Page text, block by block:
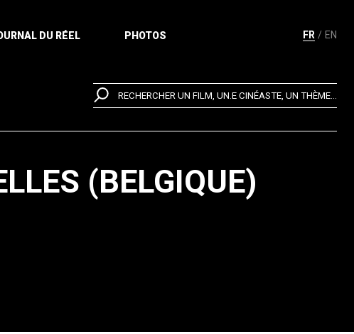
FR EN
DU RÉEL PHOTOS
RECHERCHER UN FILM, UN.E CINÉASTE, UN THÈME...
(BELGIQUE)